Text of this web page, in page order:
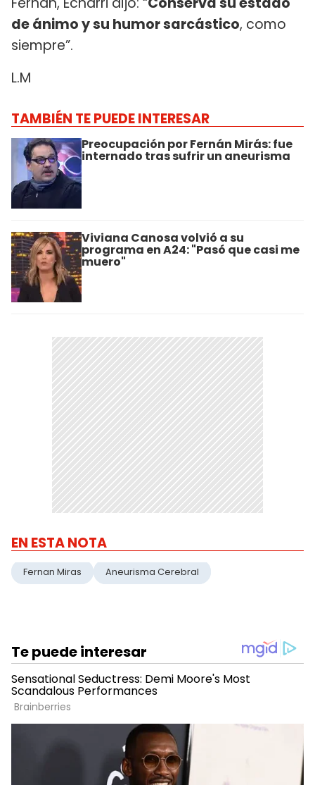
de ánimo y su humor sarcástico, como
siempre”.
L.M
TAMBIÉN TE PUEDE INTERESAR
Preocupación por Fernán Mirás: fue
internado tras sufrir un aneurisma
Viviana Canosa volvió a su
programa en A24: "Pasó que casi me
muero"
EN ESTA NOTA
Fernan Miras Aneurisma Cerebral